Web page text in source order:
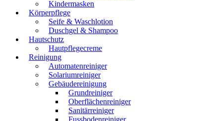
Kindermasken
Körperpflege
Seife & Waschlotion
Duschgel & Shampoo
Hautschutz
Hautpflegecreme
Reinigung
Automatenreiniger
Solariumreiniger
Gebäudereinigung
Grundreiniger
Oberflächenreiniger
Sanitärreiniger
Fussbodenreiniger